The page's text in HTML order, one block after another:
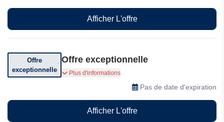
Afficher L'offre
Offre
exceptionnelle
Offre exceptionnelle
Profitez d'offres exceptionnelles sur 123Pneus.
Plus d'informations
Pas de date d'expiration
Afficher L'offre